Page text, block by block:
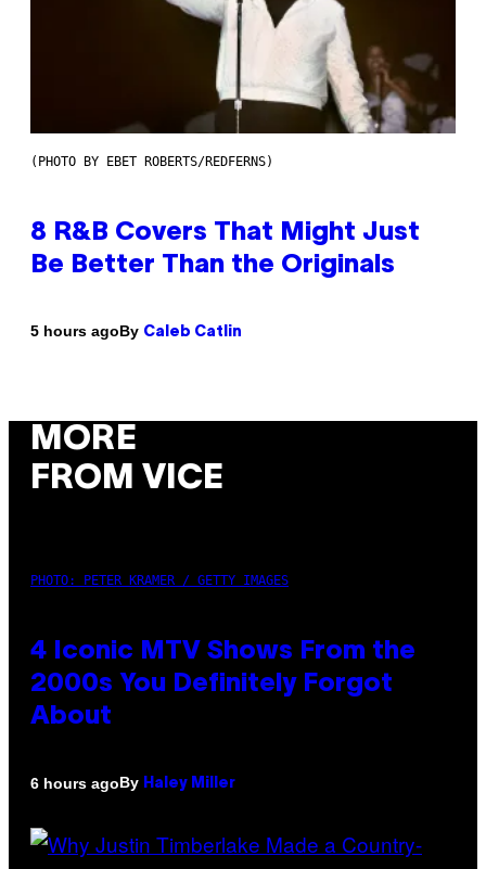
(PHOTO BY EBET ROBERTS/REDFERNS)
8 R&B Covers That Might Just
Be Better Than the Originals
5 hours agoBy Caleb Catlin
MORE
FROM VICE
PHOTO: PETER KRAMER / GETTY IMAGES
4 Iconic MTV Shows From the
2000s You Definitely Forgot
About
6 hours agoBy Haley Miller